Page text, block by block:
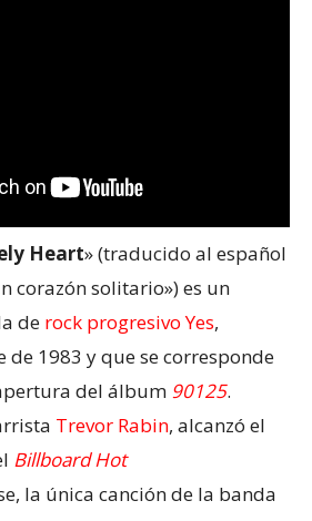
Heart» (traducido al español
corazón solitario») es un
de rock progresivo Yes,
de 1983 y que se corresponde
del álbum 90125.
Trevor Rabin, alcanzó el
Billboard Hot
la única canción de la banda